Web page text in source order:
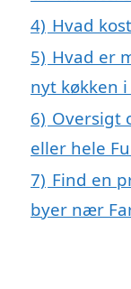
4) Hvad
5) Hvad er
nyt køkken i
6) Oversigt
eller hele
7) Find en
byer nær